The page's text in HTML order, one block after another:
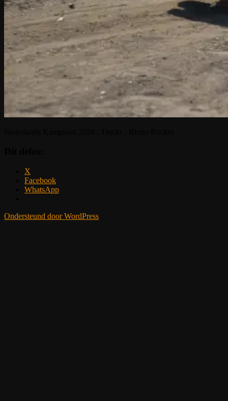
X
Facebook
WhatsApp
Ondersteund door WordPress